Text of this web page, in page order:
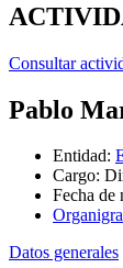
Consultar
Pablo
Entidad:
Cargo:
Fecha de
Datos generales